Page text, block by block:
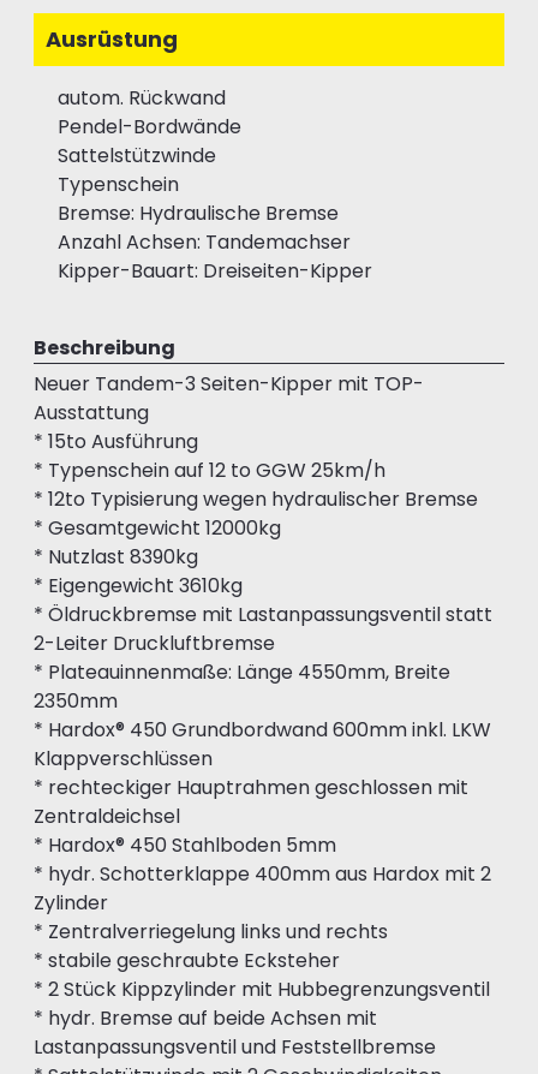
Ausrüstung
autom. Rückwand
Pendel-Bordwände
Sattelstützwinde
Typenschein
Bremse: Hydraulische Bremse
Anzahl Achsen: Tandemachser
Kipper-Bauart: Dreiseiten-Kipper
Beschreibung
Neuer Tandem-3 Seiten-Kipper mit TOP-
Ausstattung
* 15to Ausführung
* Typenschein auf 12 to GGW 25km/h
* 12to Typisierung wegen hydraulischer Bremse
* Gesamtgewicht 12000kg
* Nutzlast 8390kg
* Eigengewicht 3610kg
* Öldruckbremse mit Lastanpassungsventil statt
2-Leiter Druckluftbremse
* Plateauinnenmaße: Länge 4550mm, Breite
2350mm
* Hardox® 450 Grundbordwand 600mm inkl. LKW
Klappverschlüssen
* rechteckiger Hauptrahmen geschlossen mit
Zentraldeichsel
* Hardox® 450 Stahlboden 5mm
* hydr. Schotterklappe 400mm aus Hardox mit 2
Zylinder
* Zentralverriegelung links und rechts
* stabile geschraubte Ecksteher
* 2 Stück Kippzylinder mit Hubbegrenzungsventil
* hydr. Bremse auf beide Achsen mit
Lastanpassungsventil und Feststellbremse